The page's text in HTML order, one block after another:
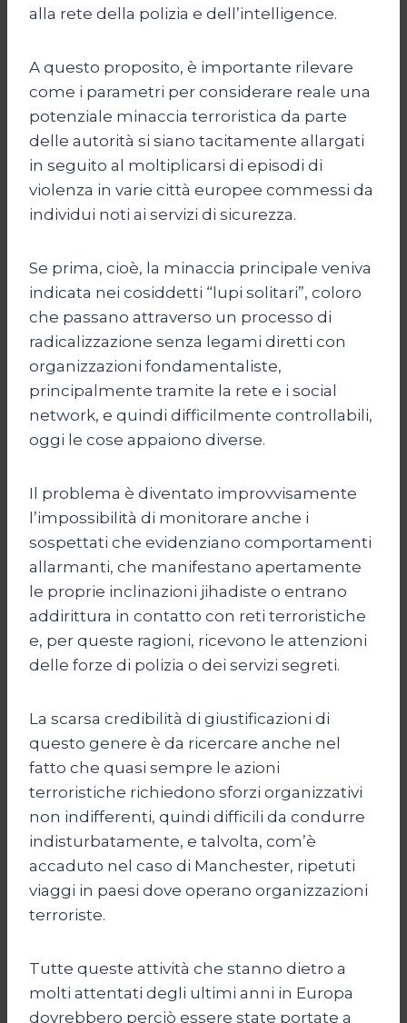
alla rete della polizia e dell’intelligence.
A questo proposito, è importante rilevare
come i parametri per considerare reale una
potenziale minaccia terroristica da parte
delle autorità si siano tacitamente allargati
in seguito al moltiplicarsi di episodi di
violenza in varie città europee commessi da
individui noti ai servizi di sicurezza.
Se prima, cioè, la minaccia principale veniva
indicata nei cosiddetti “lupi solitari”, coloro
che passano attraverso un processo di
radicalizzazione senza legami diretti con
organizzazioni fondamentaliste,
principalmente tramite la rete e i social
network, e quindi difficilmente controllabili,
oggi le cose appaiono diverse.
Il problema è diventato improvvisamente
l’impossibilità di monitorare anche i
sospettati che evidenziano comportamenti
allarmanti, che manifestano apertamente
le proprie inclinazioni jihadiste o entrano
addirittura in contatto con reti terroristiche
e, per queste ragioni, ricevono le attenzioni
delle forze di polizia o dei servizi segreti.
La scarsa credibilità di giustificazioni di
questo genere è da ricercare anche nel
fatto che quasi sempre le azioni
terroristiche richiedono sforzi organizzativi
non indifferenti, quindi difficili da condurre
indisturbatamente, e talvolta, com’è
accaduto nel caso di Manchester, ripetuti
viaggi in paesi dove operano organizzazioni
terroriste.
Tutte queste attività che stanno dietro a
molti attentati degli ultimi anni in Europa
dovrebbero perciò essere state portate a